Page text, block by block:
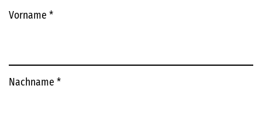
Vorname *
Nachname *